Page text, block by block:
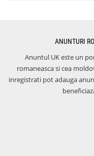
ANUNTURI
Anuntul UK este un
romaneasca si cea
inregistrati pot adauga